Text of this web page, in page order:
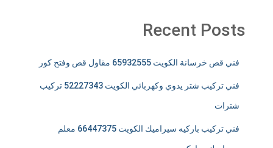
Recent Posts
فني قص خرسانة الكويت 65932555 مقاول قص وفتح كور
فني تركيب شتر يدوي وكهربائي الكويت 52227343 تركيب
شترات
فني تركيب باركيه سيراميك الكويت 66447375 معلم